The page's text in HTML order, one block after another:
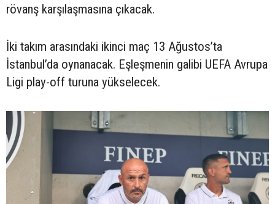
rövanş karşılaşmasına çıkacak.
İki takım arasındaki ikinci maç 13 Ağustos’ta
İstanbul’da oynanacak. Eşleşmenin galibi UEFA Avrupa
Ligi play-off turuna yükselecek.